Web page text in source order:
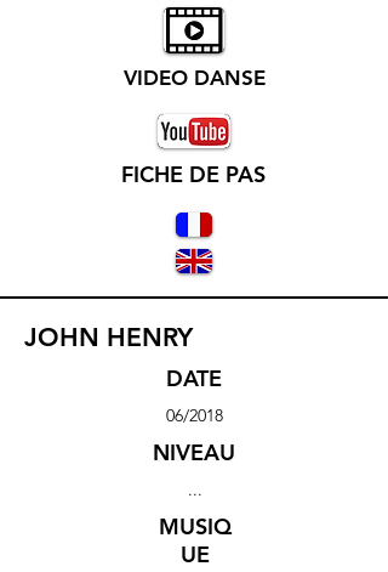
VIDEO DANSE
FICHE DE PAS
JOHN HENRY
DATE
06/2018
NIVEAU
...
MUSIQ
UE